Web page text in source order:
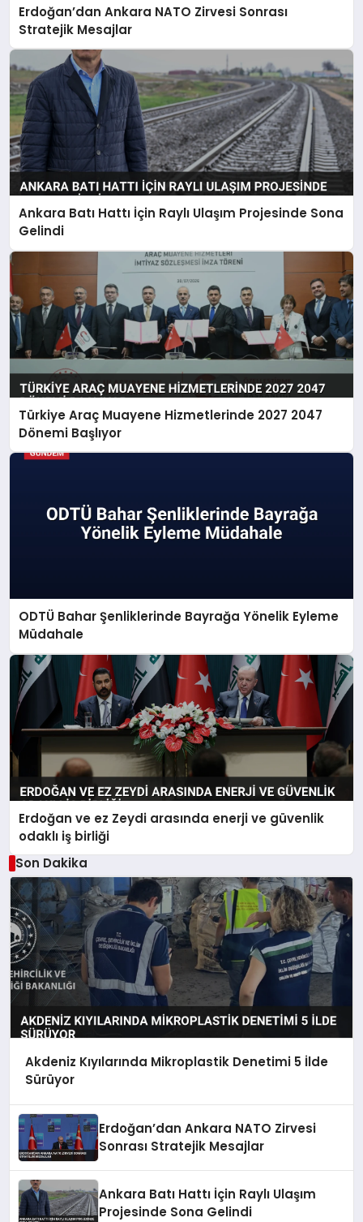
Erdoğan’dan Ankara NATO Zirvesi Sonrası
Stratejik Mesajlar
Ankara Batı Hattı İçin Raylı Ulaşım Projesinde Sona
Gelindi
Türkiye Araç Muayene Hizmetlerinde 2027 2047
Dönemi Başlıyor
ODTÜ Bahar Şenliklerinde Bayrağa Yönelik Eyleme
Müdahale
Erdoğan ve ez Zeydi arasında enerji ve güvenlik
odaklı iş birliği
Son Dakika
Akdeniz Kıyılarında Mikroplastik Denetimi 5 İlde
Sürüyor
Erdoğan’dan Ankara NATO Zirvesi
Sonrası Stratejik Mesajlar
Ankara Batı Hattı İçin Raylı Ulaşım
Projesinde Sona Gelindi